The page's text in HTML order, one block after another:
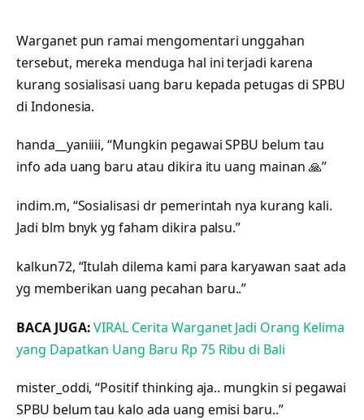
Warganet pun ramai mengomentari unggahan
tersebut, mereka menduga hal ini terjadi karena
kurang sosialisasi uang baru kepada petugas di SPBU
di Indonesia.
handa__yaniiii, “Mungkin pegawai SPBU belum tau
info ada uang baru atau dikira itu uang mainan 🙏”
indim.m, “Sosialisasi dr pemerintah nya kurang kali.
Jadi blm bnyk yg faham dikira palsu.”
kalkun72, “Itulah dilema kami para karyawan saat ada
yg memberikan uang pecahan baru..”
BACA JUGA:VIRAL Cerita Warganet Jadi Orang Kelima
yang Dapatkan Uang Baru Rp 75 Ribu di Bali
mister_oddi, “Positif thinking aja.. mungkin si pegawai
SPBU belum tau kalo ada uang emisi baru..”